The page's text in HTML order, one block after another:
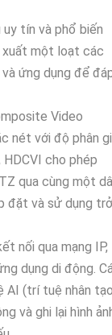
tín và phổ biến
xuất một loạt các
ứng dụng để
Video
nét với độ phân
cho phép
qua cùng một
đặt và sử dụng trở
nối qua mạng IP,
dụng di động.
AI (trí tuệ nhân
và ghi lại hình